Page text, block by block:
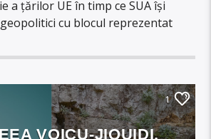
a țărilor UE în timp ce SUA își
cu blocul reprezentat
1
VOICU-JIQUIDI,